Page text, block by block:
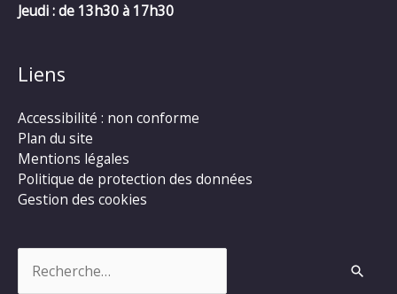
Jeudi : de 13h30 à 17h30
Liens
Accessibilité : non conforme
Plan du site
Mentions légales
Politique de protection des données
Gestion des cookies